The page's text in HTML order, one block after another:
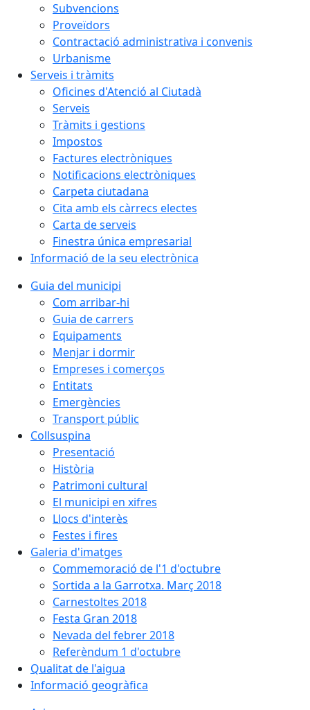
Subvencions
Proveïdors
Contractació administrativa i convenis
Urbanisme
Serveis i tràmits
Oficines d'Atenció al Ciutadà
Serveis
Tràmits i gestions
Impostos
Factures electròniques
Notificacions electròniques
Carpeta ciutadana
Cita amb els càrrecs electes
Carta de serveis
Finestra única empresarial
Informació de la seu electrònica
Guia del municipi
Com arribar-hi
Guia de carrers
Equipaments
Menjar i dormir
Empreses i comerços
Entitats
Emergències
Transport públic
Collsuspina
Presentació
Història
Patrimoni cultural
El municipi en xifres
Llocs d'interès
Festes i fires
Galeria d'imatges
Commemoració de l'1 d'octubre
Sortida a la Garrotxa. Març 2018
Carnestoltes 2018
Festa Gran 2018
Nevada del febrer 2018
Referèndum 1 d'octubre
Qualitat de l'aigua
Informació geogràfica